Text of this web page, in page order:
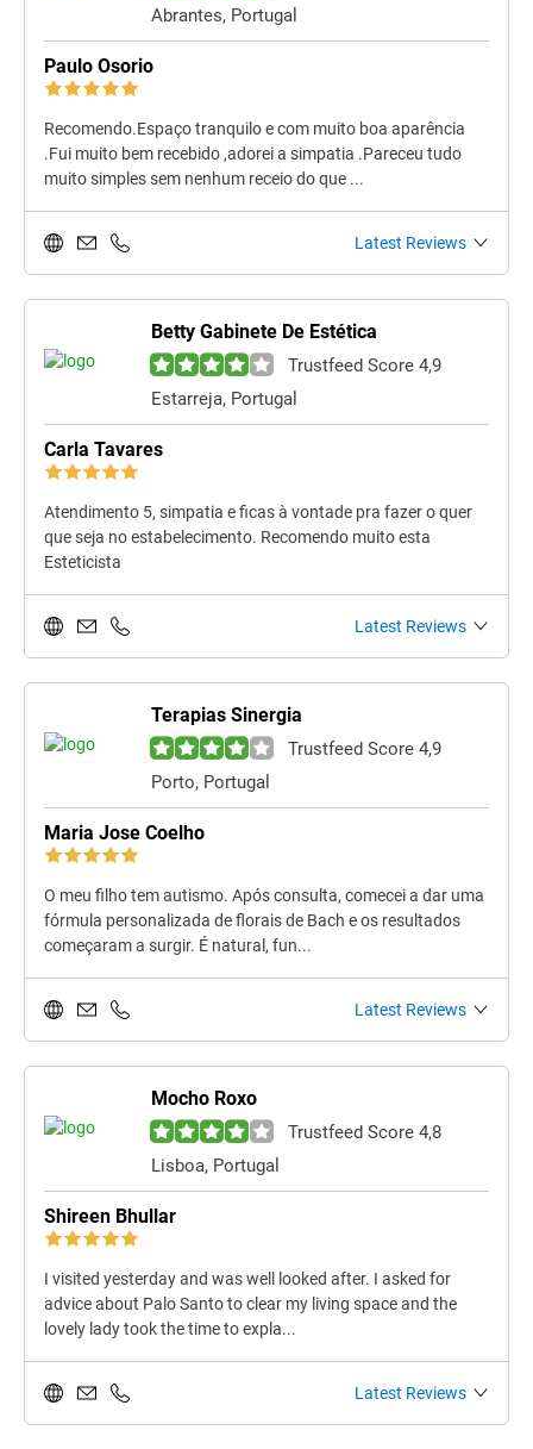
Abrantes, Portugal
Paulo Osorio
Recomendo.Espaço tranquilo e com muito boa aparência
.Fui muito bem recebido ,adorei a simpatia .Pareceu tudo
muito simples sem nenhum receio do que ...
Latest Reviews
Betty Gabinete De Estética
Trustfeed Score 4,9
Estarreja, Portugal
Carla Tavares
Atendimento 5, simpatia e ficas à vontade pra fazer o quer
que seja no estabelecimento. Recomendo muito esta
Esteticista
Latest Reviews
Terapias Sinergia
Trustfeed Score 4,9
Porto, Portugal
Maria Jose Coelho
O meu filho tem autismo. Após consulta, comecei a dar uma
fórmula personalizada de florais de Bach e os resultados
começaram a surgir. É natural, fun...
Latest Reviews
Mocho Roxo
Trustfeed Score 4,8
Lisboa, Portugal
Shireen Bhullar
I visited yesterday and was well looked after. I asked for
advice about Palo Santo to clear my living space and the
lovely lady took the time to expla...
Latest Reviews